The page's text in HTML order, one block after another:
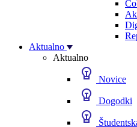
Aktualno
Aktualno
Novice
Dogodki